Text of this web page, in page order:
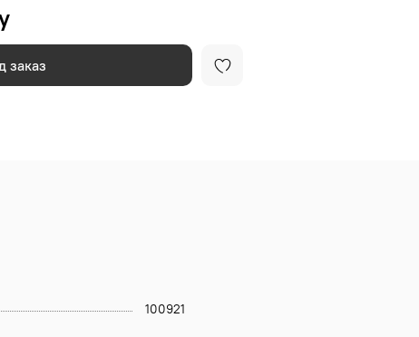
заказ
100921